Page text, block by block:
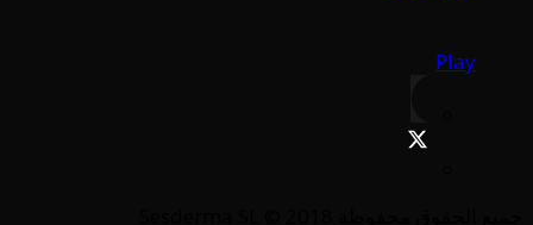
Play